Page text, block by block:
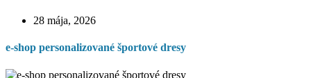
28 mája, 2026
e-shop personalizované športové dresy